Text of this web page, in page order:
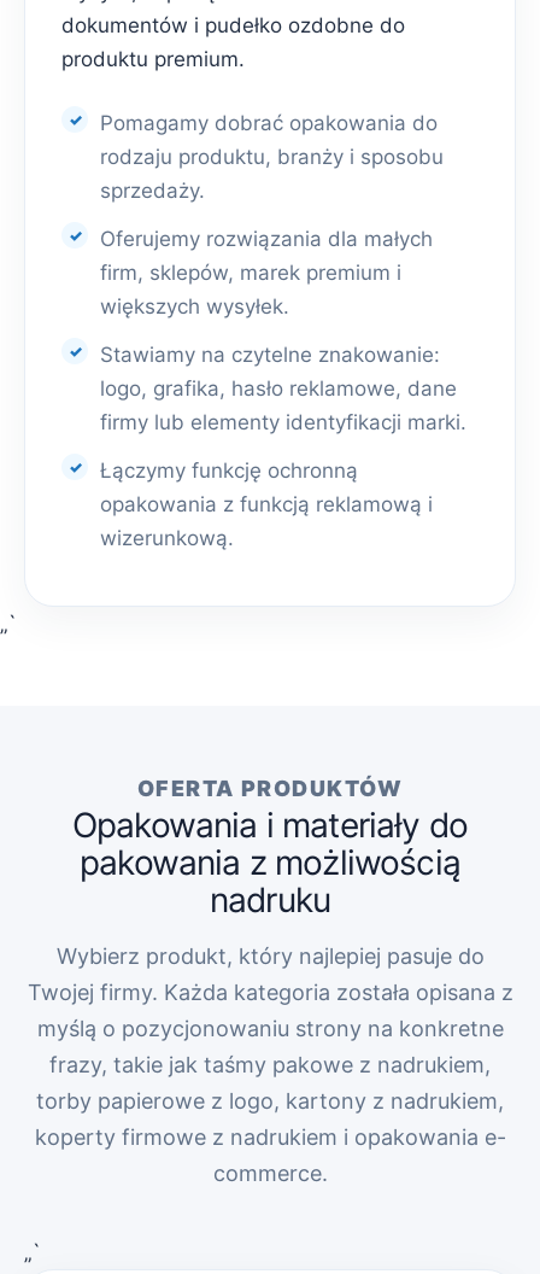
dokumentów i pudełko ozdobne do
produktu premium.
Pomagamy dobrać opakowania do
rodzaju produktu, branży i sposobu
sprzedaży.
Oferujemy rozwiązania dla małych
firm, sklepów, marek premium i
większych wysyłek.
Stawiamy na czytelne znakowanie:
logo, grafika, hasło reklamowe, dane
firmy lub elementy identyfikacji marki.
Łączymy funkcję ochronną
opakowania z funkcją reklamową i
wizerunkową.
„`
OFERTA PRODUKTÓW
Opakowania i materiały do
pakowania z możliwością
nadruku
Wybierz produkt, który najlepiej pasuje do
Twojej firmy. Każda kategoria została opisana z
myślą o pozycjonowaniu strony na konkretne
frazy, takie jak taśmy pakowe z nadrukiem,
torby papierowe z logo, kartony z nadrukiem,
koperty firmowe z nadrukiem i opakowania e-
commerce.
„`